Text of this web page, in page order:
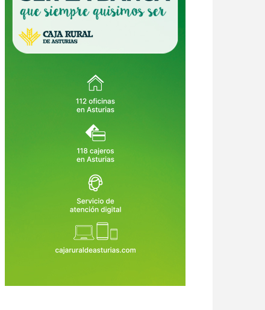
consuelo que una manta de lana)